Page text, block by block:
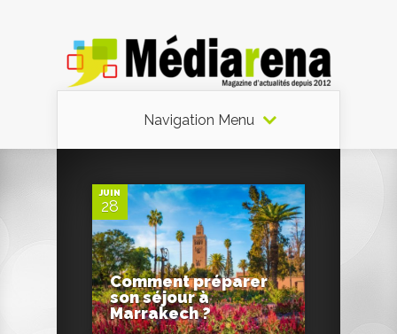
Navigation Menu
JUIN
28
Comment préparer
son séjour à
Marrakech ?
0